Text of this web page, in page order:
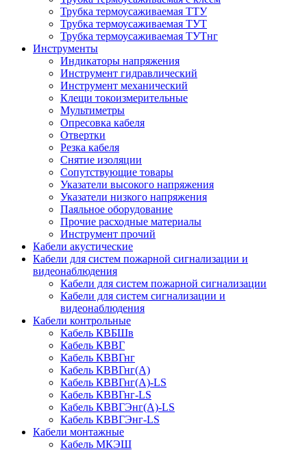
Трубка термоусаживаемая ТТУ
Трубка термоусаживаемая ТУТ
Трубка термоусаживаемая ТУТнг
Инструменты
Индикаторы напряжения
Инструмент гидравлический
Инструмент механический
Клещи токоизмерительные
Мультиметры
Опресовка кабеля
Отвертки
Резка кабеля
Снятие изоляции
Сопутствующие товары
Указатели высокого напряжения
Указатели низкого напряжения
Паяльное оборудование
Прочие расходные материалы
Инструмент прочий
Кабели акустические
Кабели для систем пожарной сигнализации и
видеонаблюдения
Кабели для систем пожарной сигнализации
Кабели для систем сигнализации и
видеонаблюдения
Кабели контрольные
Кабель КВБШв
Кабель КВВГ
Кабель КВВГнг
Кабель КВВГнг(А)
Кабель КВВГнг(А)-LS
Кабель КВВГнг-LS
Кабель КВВГЭнг(А)-LS
Кабель КВВГЭнг-LS
Кабели монтажные
Кабель МКЭШ